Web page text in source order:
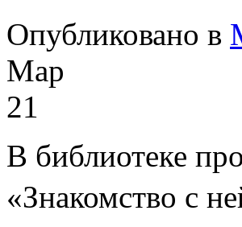
Опубликовано в
Мар
21
В библиотеке
«Знакомство с